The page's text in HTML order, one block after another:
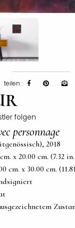
teilen :
folgen
personnage
2018
x 20.00 cm. (7.32
cm. x 30.00 cm.